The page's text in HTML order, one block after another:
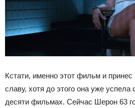
Кстати, именно этот фильм и
славу, хотя до этого она уже успела
десяти фильмах. Сейчас Шерон 63